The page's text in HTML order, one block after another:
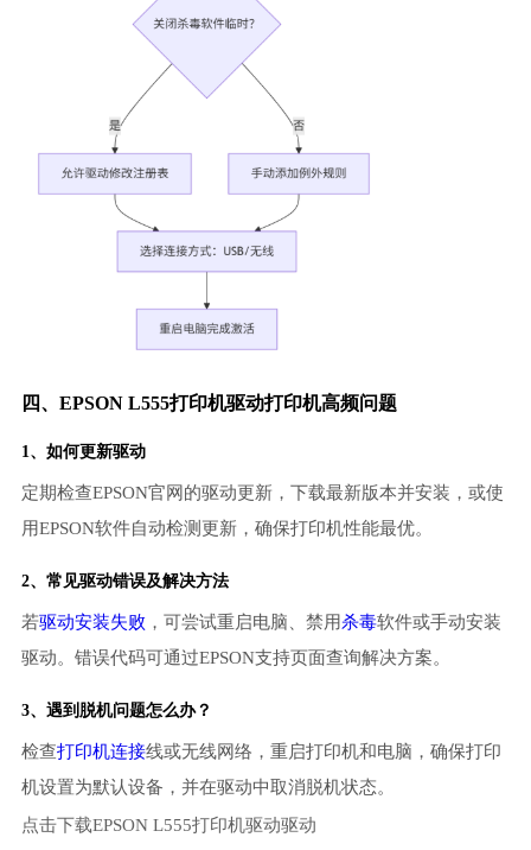
四、EPSON L555打印机驱动打印机高频问题
1、如何更新驱动
定期检查EPSON官网的驱动更新，下载最新版本并安装，或使
用EPSON软件自动检测更新，确保打印机性能最优。
2、常见驱动错误及解决方法
若驱动安装失败，可尝试重启电脑、禁用杀毒软件或手动安装
驱动。错误代码可通过EPSON支持页面查询解决方案。
3、遇到脱机问题怎么办？
检查打印机连接线或无线网络，重启打印机和电脑，确保打印
机设置为默认设备，并在驱动中取消脱机状态。
点击下载EPSON L555打印机驱动驱动